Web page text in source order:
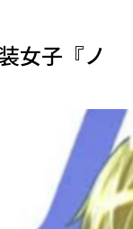
女子『ノ